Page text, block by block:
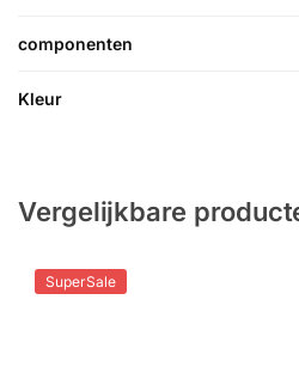
componenten
Kleur
Vergelijkbare
SuperSale